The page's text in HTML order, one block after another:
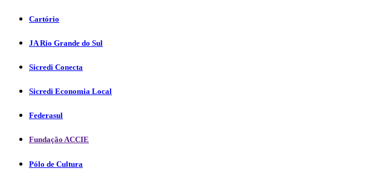
Cartório
JA Rio Grande do Sul
Sicredi Conecta
Sicredi Economia Local
Federasul
Fundação ACCIE
Pólo de Cultura